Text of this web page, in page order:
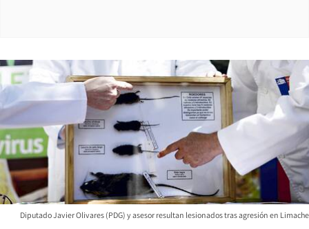
Diputado Javier Olivares (PDG) y asesor resultan lesionados tras agresión en Limache